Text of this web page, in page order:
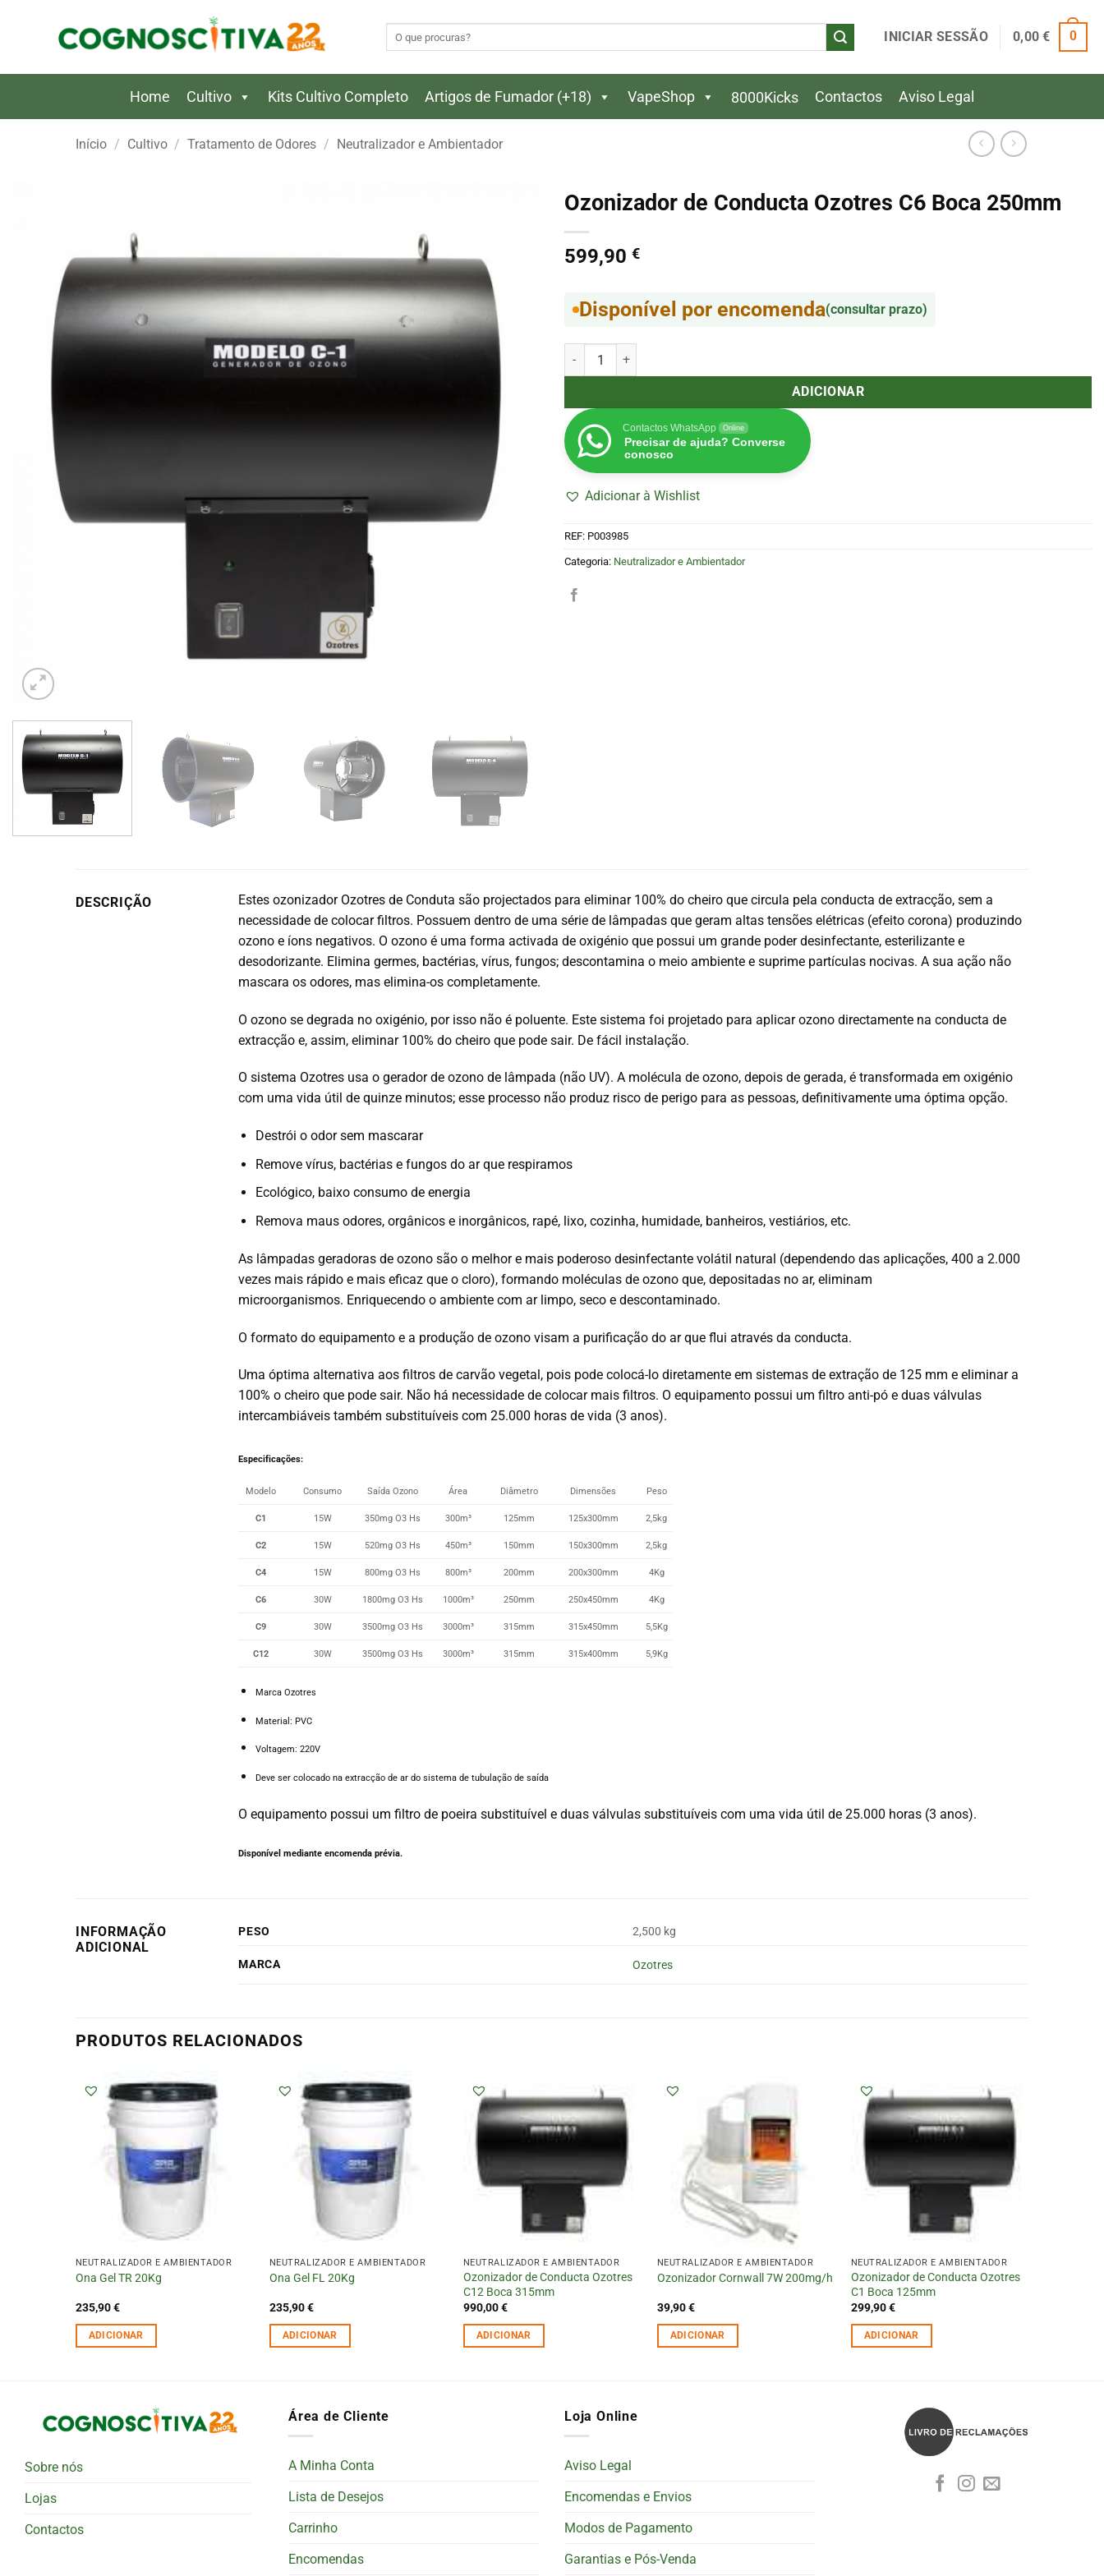
INICIAR SESSÃO 0,00€ 0
Home Cultivo Kits Cultivo Completo Artigos de Fumador (+18) VapeShop 8000Kicks Contactos Aviso Legal
Início / Cultivo / Tratamento de Odores / Neutralizador e Ambientador
Ozonizador de Conducta Ozotres C6 Boca 250mm
599,90 €
Disponível por encomenda(consultar prazo)
Quantidade de Ozonizador de Conducta Ozotres C6 Boca 250mm
ADICIONAR
Contactos WhatsApp Online
Precisar de ajuda? Converse
conosco
Adicionar à Wishlist
REF: P003985
Categoria: Neutralizador e Ambientador
DESCRIÇÃO Estes ozonizador Ozotres de Conduta são projectados para eliminar 100% do cheiro que circula pela conducta de extracção, sem a
necessidade de colocar filtros. Possuem dentro de uma série de lâmpadas que geram altas tensões elétricas (efeito corona) produzindo
ozono e íons negativos. O ozono é uma forma activada de oxigénio que possui um grande poder desinfectante, esterilizante e
desodorizante. Elimina germes, bactérias, vírus, fungos; descontamina o meio ambiente e suprime partículas nocivas. A sua ação não
mascara os odores, mas elimina-os completamente.
O ozono se degrada no oxigénio, por isso não é poluente. Este sistema foi projetado para aplicar ozono directamente na conducta de
extracção e, assim, eliminar 100% do cheiro que pode sair. De fácil instalação.
O sistema Ozotres usa o gerador de ozono de lâmpada (não UV). A molécula de ozono, depois de gerada, é transformada em oxigénio
com uma vida útil de quinze minutos; esse processo não produz risco de perigo para as pessoas, definitivamente uma óptima opção.
Destrói o odor sem mascarar
Remove vírus, bactérias e fungos do ar que respiramos
Ecológico, baixo consumo de energia
Remova maus odores, orgânicos e inorgânicos, rapé, lixo, cozinha, humidade, banheiros, vestiários, etc.
As lâmpadas geradoras de ozono são o melhor e mais poderoso desinfectante volátil natural (dependendo das aplicações, 400 a 2.000
vezes mais rápido e mais eficaz que o cloro), formando moléculas de ozono que, depositadas no ar, eliminam
microorganismos. Enriquecendo o ambiente com ar limpo, seco e descontaminado.
O formato do equipamento e a produção de ozono visam a purificação do ar que flui através da conducta.
Uma óptima alternativa aos filtros de carvão vegetal, pois pode colocá-lo diretamente em sistemas de extração de 125 mm e eliminar a
100% o cheiro que pode sair. Não há necessidade de colocar mais filtros. O equipamento possui um filtro anti-pó e duas válvulas
intercambiáveis ​​também substituíveis com 25.000 horas de vida (3 anos).
Especificações:
Modelo Consumo Saída Ozono Área Diâmetro Dimensões Peso
C1 15W 350mg O3 Hs 300m³ 125mm 125x300mm 2,5kg
C2 15W 520mg O3 Hs 450m³ 150mm 150x300mm 2,5kg
C4 15W 800mg O3 Hs 800m³ 200mm 200x300mm 4Kg
C6 30W 1800mg O3 Hs 1000m³ 250mm 250x450mm 4Kg
C9 30W 3500mg O3 Hs 3000m³ 315mm 315x450mm 5,5Kg
C12 30W 3500mg O3 Hs 3000m³ 315mm 315x400mm 5,9Kg
Marca Ozotres
Material: PVC
Voltagem: 220V
Deve ser colocado na extracção de ar do sistema de tubulação de saída
O equipamento possui um filtro de poeira substituível e duas válvulas substituíveis com uma vida útil de 25.000 horas (3 anos).
Disponível mediante encomenda prévia.
INFORMAÇÃO
ADICIONAL
PESO 2,500 kg
MARCA Ozotres
PRODUTOS RELACIONADOS
NEUTRALIZADOR E AMBIENTADOR
Ona Gel TR 20Kg
235,90€
ADICIONAR
NEUTRALIZADOR E AMBIENTADOR
Ona Gel FL 20Kg
235,90€
ADICIONAR
NEUTRALIZADOR E AMBIENTADOR
Ozonizador de Conducta Ozotres
C12 Boca 315mm
990,00€
ADICIONAR
NEUTRALIZADOR E AMBIENTADOR
Ozonizador Cornwall 7W 200mg/h
39,90€
ADICIONAR
NEUTRALIZADOR E AMBIENTADOR
Ozonizador de Conducta Ozotres
C1 Boca 125mm
299,90€
ADICIONAR
Sobre nós
Lojas
Contactos
Área de Cliente
A Minha Conta
Lista de Desejos
Carrinho
Encomendas
Loja Online
Aviso Legal
Encomendas e Envios
Modos de Pagamento
Garantias e Pós-Venda